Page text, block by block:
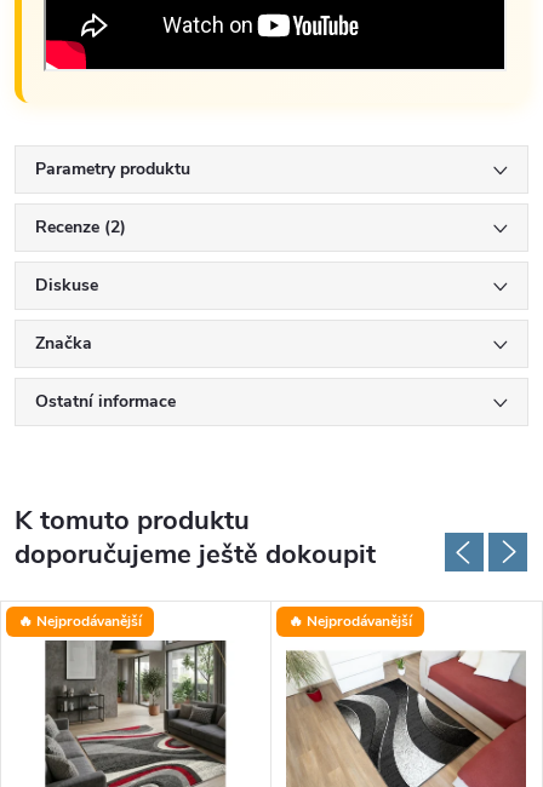
Parametry produktu
Recenze (2)
Diskuse
Značka
Ostatní informace
K tomuto produktu
doporučujeme ještě dokoupit
🔥 Nejprodávanější 🔥 Nejprodávanější